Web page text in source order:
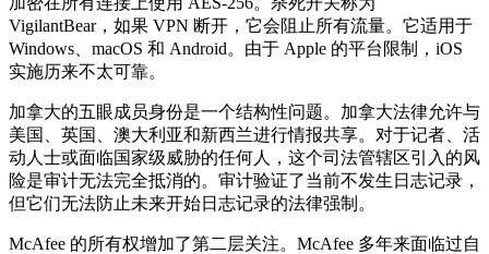
VigilantBear，如果 VPN 断开，它会阻止所有流量。它适用于
Windows、macOS 和 Android。由于 Apple 的平台限制，iOS
实施历来不太可靠。
加拿大的五眼成员身份是一个结构性问题。加拿大法律允许与
美国、英国、澳大利亚和新西兰进行情报共享。对于记者、活
动人士或面临国家级威胁的任何人，这个司法管辖区引入的风
险是审计无法完全抵消的。审计验证了当前不发生日志记录，
但它们无法防止未来开始日志记录的法律强制。
McAfee 的所有权增加了第二层关注。McAfee 多年来面临过自